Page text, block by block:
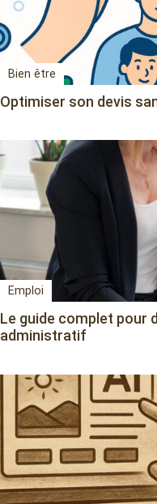
Bien être
Optimiser son devis
Emploi
Le guide complet pour
administratif